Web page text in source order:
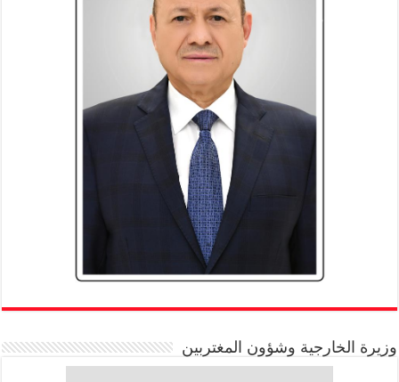
وزيرة الخارجية وشؤون المغتربين